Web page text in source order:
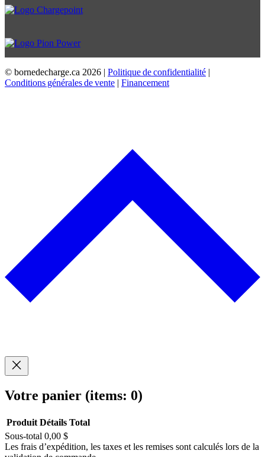
© bornedecharge.ca 2026 | Politique de confidentialité |
Conditions générales de vente | Financement
Votre panier (items: 0)
Produits
Produit Détails Total
Sous-total 0,00 $
Les frais d’expédition, les taxes et les remises sont calculés lors de la